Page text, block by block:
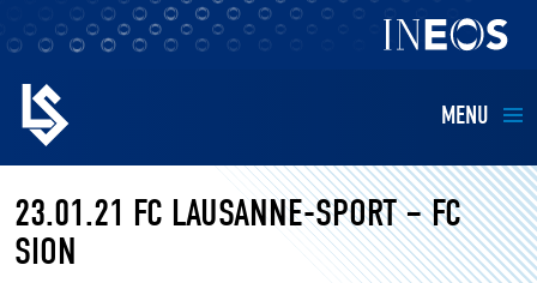
MENU
EQUIPES
BILLETTERIE
23.01.21 FC LAUSANNE-SPORT – FC
SION